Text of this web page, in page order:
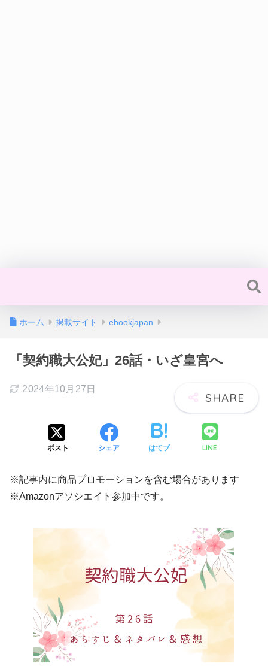
ホーム 掲載サイト ebookjapan
「契約職大公妃」26話・いざ皇宮へ
2024年10月27日
ポスト シェア はてブ LINE
※記事内に商品プロモーションを含む場合があります
※Amazonアソシエイト参加中です。